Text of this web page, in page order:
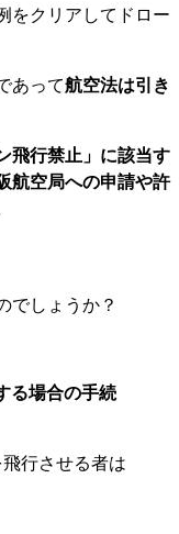
をクリアしてドロー
あって航空法は引き
飛行禁止」に該当す
航空局への申請や許
でしょうか？
る場合の手続
行させる者は